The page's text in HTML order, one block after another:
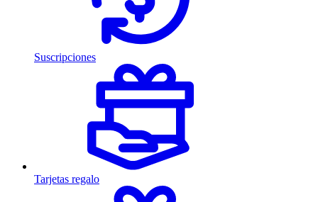
Suscripciones
Tarjetas regalo